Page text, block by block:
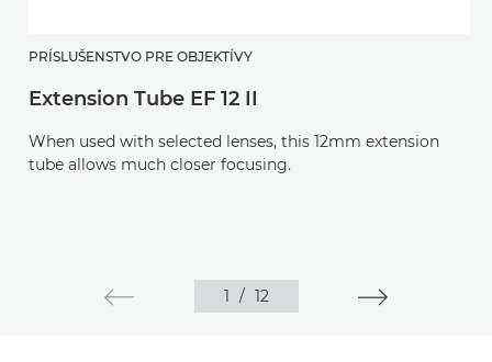
PRÍSLUŠENSTVO PRE OBJEKTÍVY
Extension Tube EF 12 II
When used with selected lenses, this 12mm extension
tube allows much closer focusing.
1 / 12